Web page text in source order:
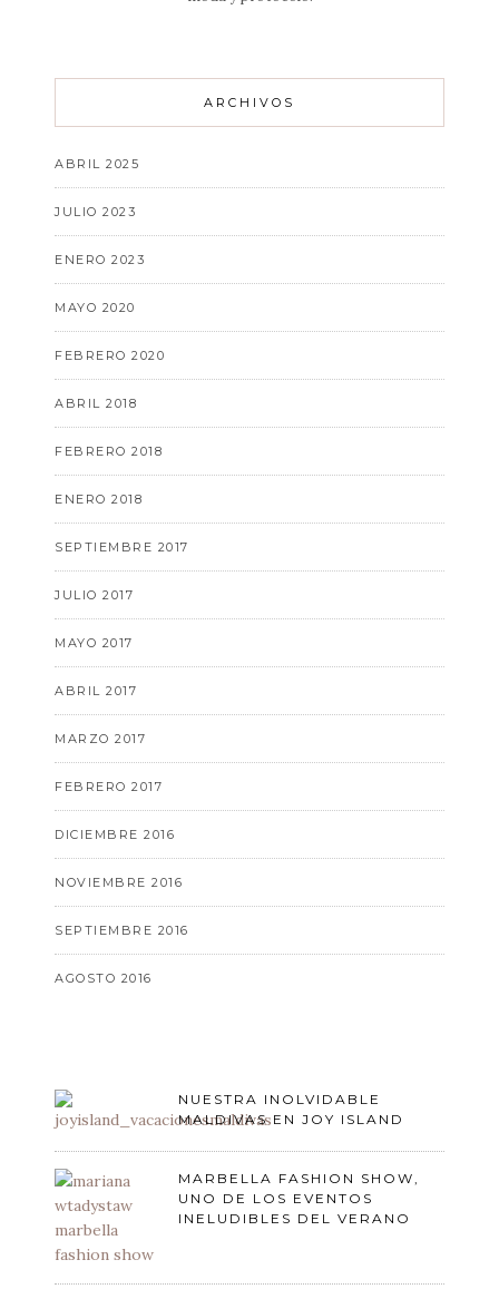
ARCHIVOS
ABRIL 2025
JULIO 2023
ENERO 2023
MAYO 2020
FEBRERO 2020
ABRIL 2018
FEBRERO 2018
ENERO 2018
SEPTIEMBRE 2017
JULIO 2017
MAYO 2017
ABRIL 2017
MARZO 2017
FEBRERO 2017
DICIEMBRE 2016
NOVIEMBRE 2016
SEPTIEMBRE 2016
AGOSTO 2016
NUESTRA INOLVIDABLE
MALDIVAS EN JOY ISLAND
MARBELLA FASHION SHOW,
UNO DE LOS EVENTOS
INELUDIBLES DEL VERANO